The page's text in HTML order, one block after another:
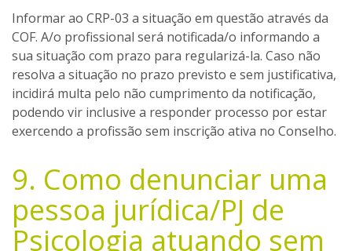
Informar ao CRP-03 a situação em questão através da
COF. A/o profissional será notificada/o informando a
sua situação com prazo para regularizá-la. Caso não
resolva a situação no prazo previsto e sem justificativa,
incidirá multa pelo não cumprimento da notificação,
podendo vir inclusive a responder processo por estar
exercendo a profissão sem inscrição ativa no Conselho.
9. Como denunciar uma
pessoa jurídica/PJ de
Psicologia atuando sem